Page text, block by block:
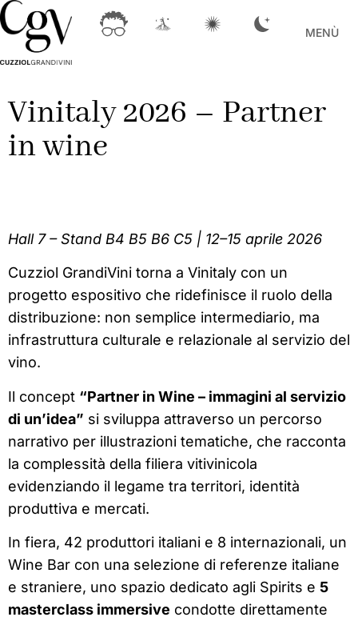
MENÙ
Vinitaly 2026 – Partner
in wine
Hall 7 – Stand B4 B5 B6 C5 | 12–15 aprile 2026
Cuzziol GrandiVini torna a Vinitaly con un
progetto espositivo che ridefinisce il ruolo della
distribuzione: non semplice intermediario, ma
infrastruttura culturale e relazionale al servizio del
vino.
Il concept “Partner in Wine – immagini al servizio
di un’idea” si sviluppa attraverso un percorso
narrativo per illustrazioni tematiche, che racconta
la complessità della filiera vitivinicola
evidenziando il legame tra territori, identità
produttiva e mercati.
In fiera, 42 produttori italiani e 8 internazionali, un
Wine Bar con una selezione di referenze italiane
e straniere, uno spazio dedicato agli Spirits e 5
masterclass immersive condotte direttamente